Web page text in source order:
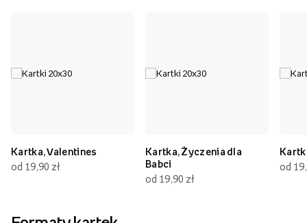
Kartka, Valentines
od 19,90 zł
Kartka, Życzenia dla
Babci
od 19,90 zł
od